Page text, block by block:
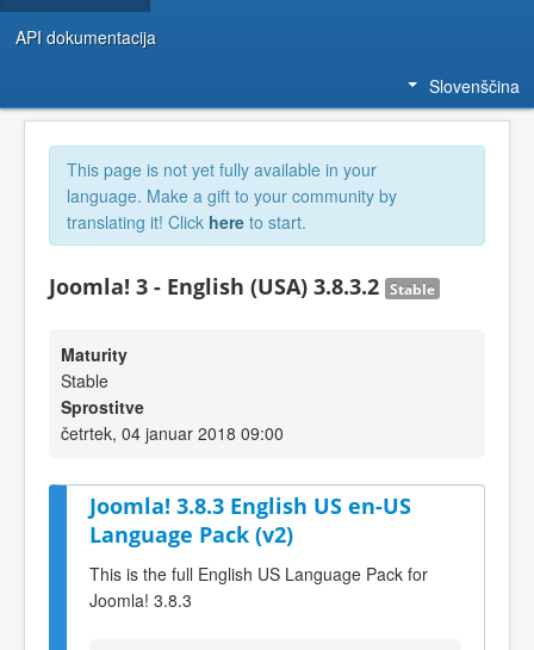
API dokumentacija
Slovenščina
This page is not yet fully available in your
language. Make a gift to your community by
translating it! Click here to start.
Joomla! 3 - English (USA) 3.8.3.2 Stable
Maturity
Stable
Sprostitve
četrtek, 04 januar 2018 09:00
Joomla! 3.8.3 English US en-US
Language Pack (v2)
This is the full English US Language Pack for
Joomla! 3.8.3